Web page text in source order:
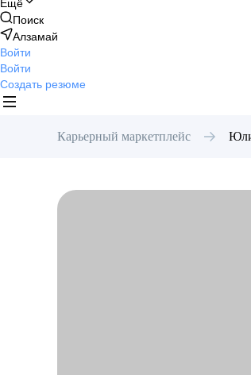
Ещё
Поиск
Алзамай
Войти
Войти
Создать резюме
Карьерный маркетплейс